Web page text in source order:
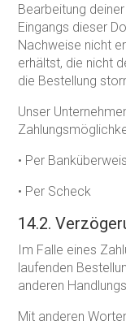
Bearbeitung
Eingangs dieser
Nachweise nicht
erhältst, die nicht
die Bestellung
Unser
• Per
• Per Scheck
14.2.
Im Falle eines
laufenden
anderen
Mit anderen